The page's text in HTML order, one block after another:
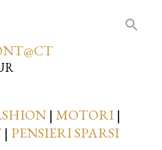
| MOTORI |
| PENSIERI SPARSI